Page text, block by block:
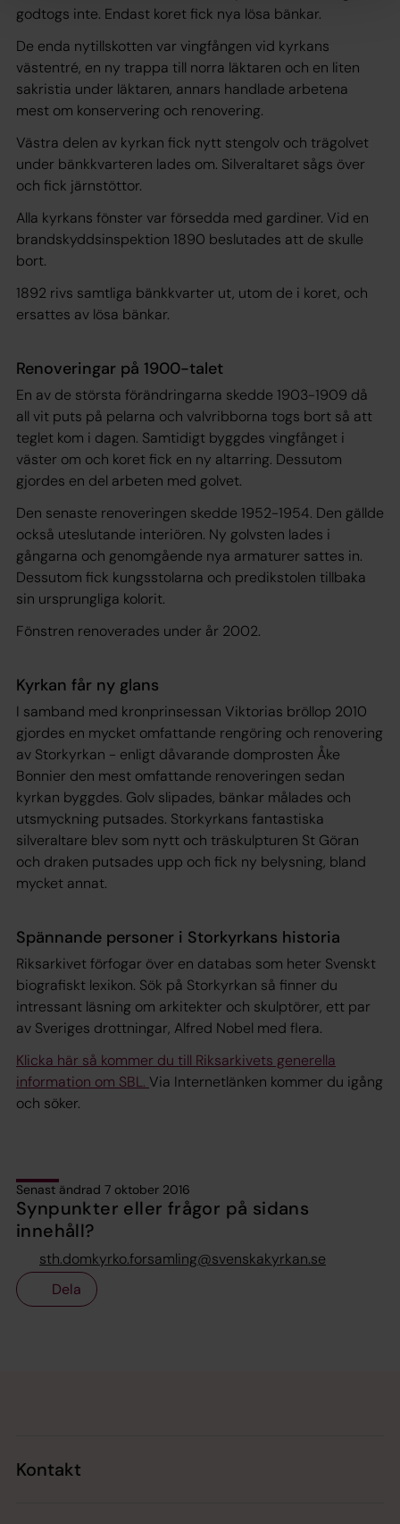
godtogs inte. Endast koret fick nya lösa bänkar.
De enda nytillskotten var vingfången vid kyrkans
västentré, en ny trappa till norra läktaren och en liten
sakristia under läktaren, annars handlade arbetena
mest om konservering och renovering.
Västra delen av kyrkan fick nytt stengolv och trägolvet
under bänkkvarteren lades om. Silveraltaret sågs över
och fick järnstöttor.
Alla kyrkans fönster var försedda med gardiner. Vid en
brandskyddsinspektion 1890 beslutades att de skulle
bort.
1892 rivs samtliga bänkkvarter ut, utom de i koret, och
ersattes av lösa bänkar.
Renoveringar på 1900-talet
En av de största förändringarna skedde 1903-1909 då
all vit puts på pelarna och valvribborna togs bort så att
teglet kom i dagen. Samtidigt byggdes vingfånget i
väster om och koret fick en ny altarring. Dessutom
gjordes en del arbeten med golvet.
Den senaste renoveringen skedde 1952-1954. Den gällde
också uteslutande interiören. Ny golvsten lades i
gångarna och genomgående nya armaturer sattes in.
Dessutom fick kungsstolarna och predikstolen tillbaka
sin ursprungliga kolorit.
Fönstren renoverades under år 2002.
Kyrkan får ny glans
I samband med kronprinsessan Viktorias bröllop 2010
gjordes en mycket omfattande rengöring och renovering
av Storkyrkan - enligt dåvarande domprosten Åke
Bonnier den mest omfattande renoveringen sedan
kyrkan byggdes. Golv slipades, bänkar målades och
utsmyckning putsades. Storkyrkans fantastiska
silveraltare blev som nytt och träskulpturen St Göran
och draken putsades upp och fick ny belysning, bland
mycket annat.
Spännande personer i Storkyrkans historia
Riksarkivet förfogar över en databas som heter Svenskt
biografiskt lexikon. Sök på Storkyrkan så finner du
intressant läsning om arkitekter och skulptörer, ett par
av Sveriges drottningar, Alfred Nobel med flera.
Klicka här så kommer du till Riksarkivets generella
information om SBL. Via Internetlänken kommer du igång
och söker.
Senast ändrad 7 oktober 2016
Synpunkter eller frågor på sidans
innehåll?
sth.domkyrko.forsamling@svenskakyrkan.se
Dela
Kontakt